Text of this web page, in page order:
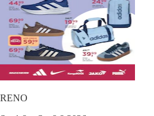
RENO